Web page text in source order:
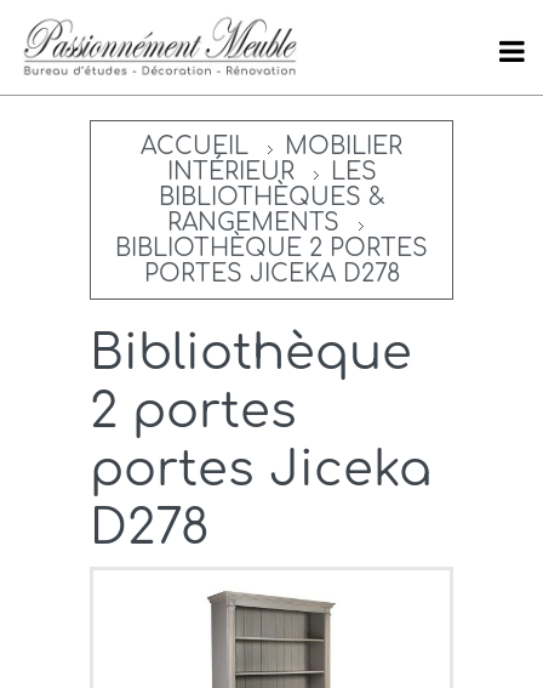
ACCUEIL
MOBILIER
INTÉRIEUR
LES
BIBLIOTHÈQUES &
RANGEMENTS
BIBLIOTHÈQUE 2 PORTES
PORTES JICEKA D278
Bibliothèque
2 portes
portes Jiceka
D278